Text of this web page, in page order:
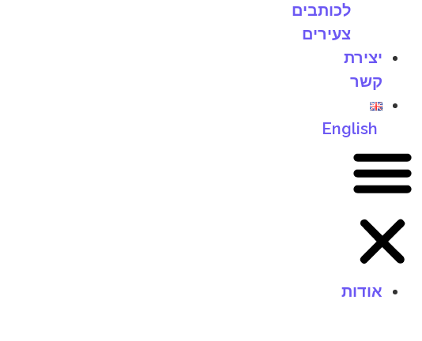
לכותבים
צעירים
יצירת
קשר
English
אודות